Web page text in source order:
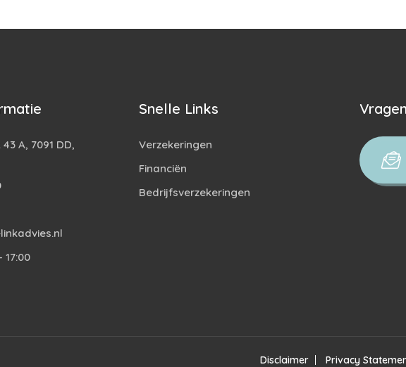
A, 7091 DD,
17:00
Snelle Links
Verzekeringen
Financiën
Bedrijfsverzekeringen
Disclaimer Privacy